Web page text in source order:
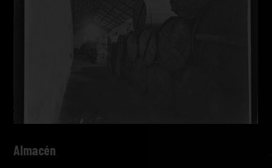
Almacén